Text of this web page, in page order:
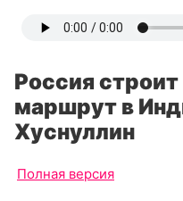
Россия
маршрут в
Хуснуллин
Полная версия